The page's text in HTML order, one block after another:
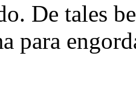
De tales
para